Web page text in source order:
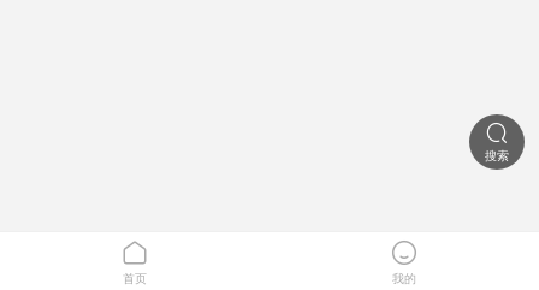

搜索

首页

我的